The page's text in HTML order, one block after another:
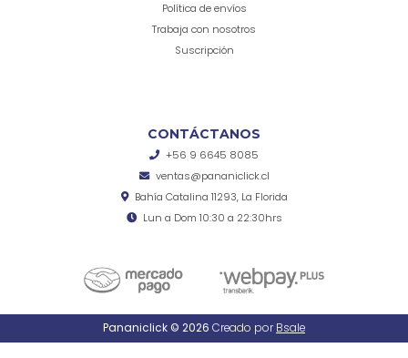
Política de envíos
Trabaja con nosotros
Suscripción
CONTÁCTANOS
+56 9 6645 8085
ventas@pananiclick.cl
Bahía Catalina 11293, La Florida
Lun a Dom 10:30 a 22:30hrs
Pananiclick © 2026 Creado por Bsale